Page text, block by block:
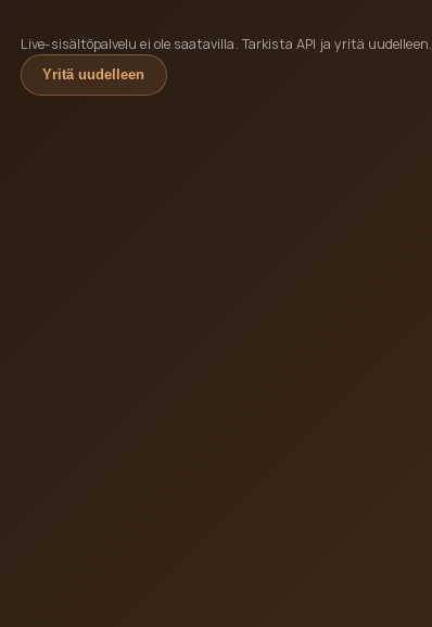
Live-sisältöpalvelu ei ole saatavilla. Tarkista API ja yritä uudelleen.
Yritä uudelleen